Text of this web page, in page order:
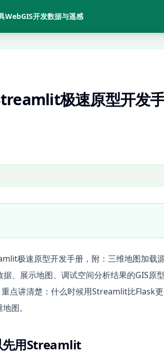
WebGIS开发数据与遥感
极速原型开发
极速原型开发手册，附：三维地图加载
、展示地图、调试空间分析结果的GIS原
点讲清楚：什么时候用Streamlit比Flask
图。
先用Streamlit